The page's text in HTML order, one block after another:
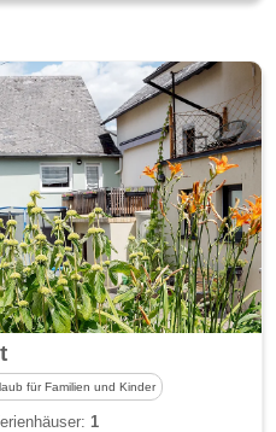
für Familien und Kinder
1